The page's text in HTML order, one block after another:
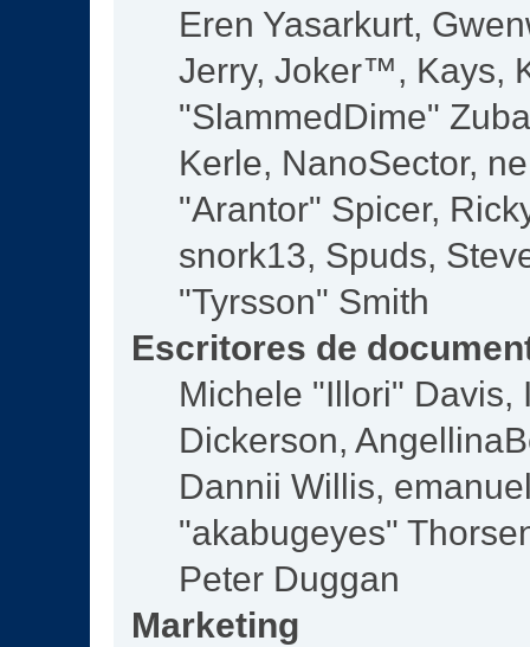
Eren Yasarkurt,
Jerry, Joker™, Kays,
"SlammedDime"
Kerle, NanoSector,
"Arantor" Spicer,
snork13, Spuds,
"Tyrsson" Smith
Escritores de
Michele "Illori" Davis,
Dickerson,
Dannii Willis,
"akabugeyes"
Peter Duggan
Marketing